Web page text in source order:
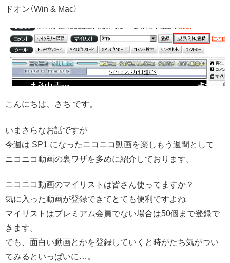
ドオン（Win & Mac）
こんにちは、さち です。
いまさらなお話ですが
今週は SP1 になったニコニコ動画を楽しもう週間として
ニコニコ動画の裏ワザを多めに紹介しております。
ニコニコ動画のマイリストは皆さん使ってますか？
気に入った動画が登録できてとても便利ですよね
マイリストはプレミアム会員でない場合は50個まで登録で
きます。
でも、面白い動画とかを登録していくと時がたち気がつい
てみるといっぱいに…。